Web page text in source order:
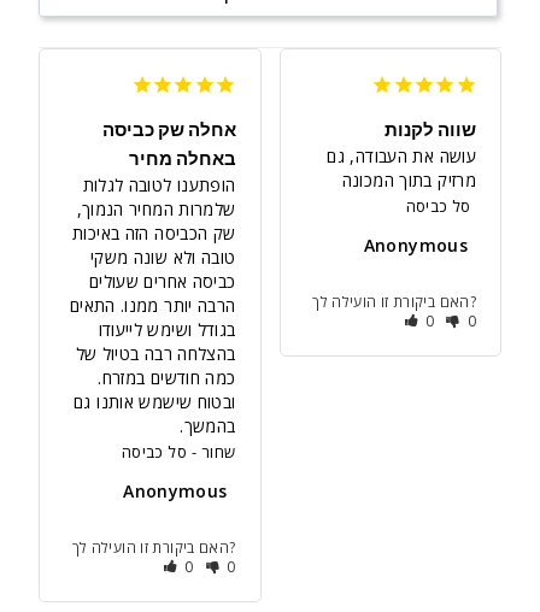
אחלה שק כביסה
באחלה מחיר
שק הכביסה הזה באיכות
ובטוח שישמש אותנו גם
בהמשך.
סל כביסה שחור
Anonymous
האם ביקורת זו הועילה לך?
0
0
שווה לקנות
עושה את העבודה, גם
מרזיק בתוך המכונה
סל כביסה
Anonymous
האם ביקורת זו הועילה לך?
0
0